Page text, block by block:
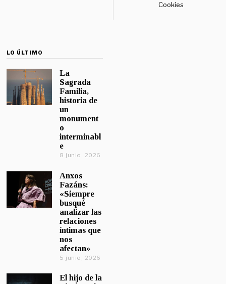
Cookies
LO ÚLTIMO
La
Sagrada
Familia,
historia de
un
monument
o
interminabl
e
8 junio, 2026
Anxos
Fazáns:
«Siempre
busqué
analizar las
relaciones
íntimas que
nos
afectan»
5 junio, 2026
El hijo de la